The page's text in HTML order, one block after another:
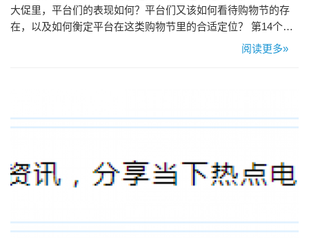
大促里，平台们的表现如何？平台们又该如何看待购物节的存
在，以及如何衡定平台在这类购物节里的合适定位？ 第14个双
十一迎来收官夜。 在一年中最大的消费爆发场，热闹的买买买
阅读更多»